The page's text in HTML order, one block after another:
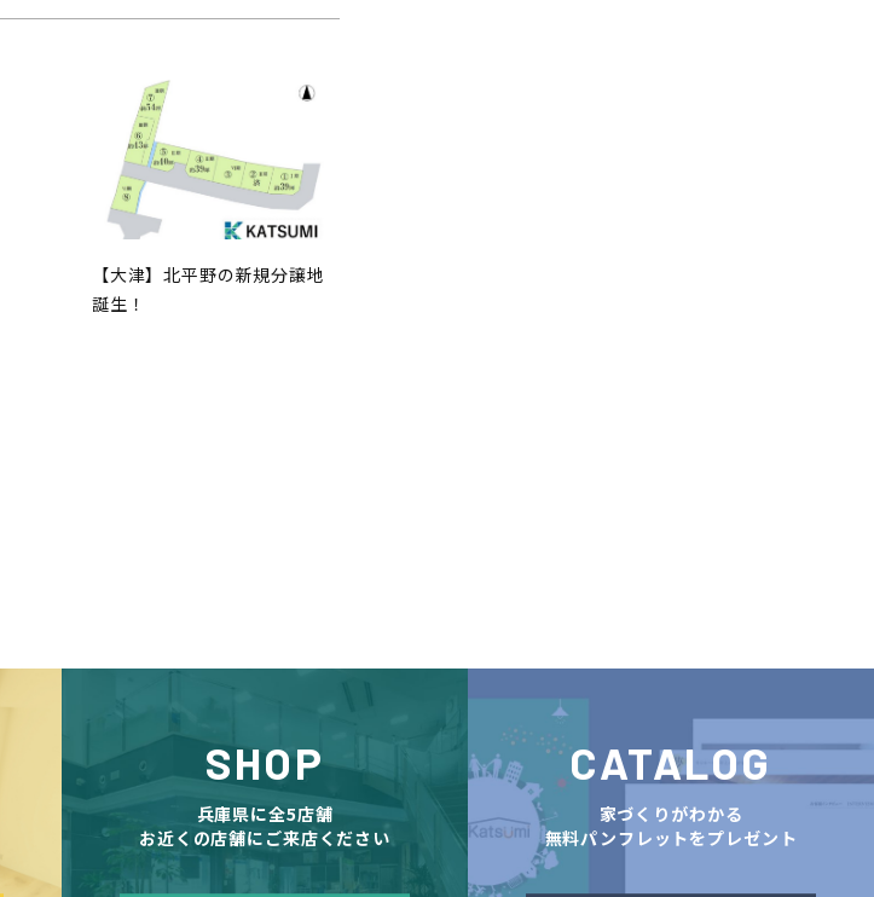
【大津】北平野の新規分譲地
誕生！
SHOP
兵庫県に全5店舗
お近くの店舗にご来店ください
CATALOG
家づくりがわかる
無料パンフレットをプレゼント